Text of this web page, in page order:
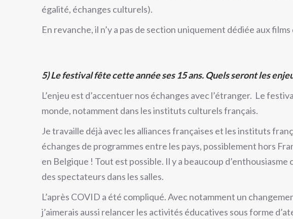
égalité, échanges culturels).
En revanche, il n’y a pas de section uniquement dédiée aux
5) Le festival fête cette année ses 15 ans. Quels seront les
L’enjeu est d’accentuer nos échanges avec l’étranger. Le
monde, notamment dans les instituts culturels français.
Je travaille déjà avec les alliances françaises et les instituts
échanges de programmes entre les pays, possiblement hors
en Belgique ! Tout est possible. Il y a beaucoup
des spectateurs dans les salles.
L’après COVID a été compliqué. Avec notamment un
j’aimerais aussi relancer les activités éducatives sous forme